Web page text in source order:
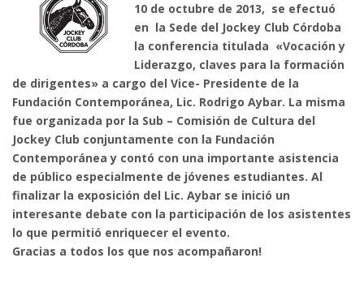
10 de octubre de 2013, se efectuó
en la Sede del Jockey Club Córdoba
la conferencia titulada «Vocación y
Liderazgo, claves para la formación
de dirigentes» a cargo del Vice- Presidente de la
Fundación Contemporánea, Lic. Rodrigo Aybar. La misma
fue organizada por la Sub – Comisión de Cultura del
Jockey Club conjuntamente con la Fundación
Contemporánea y contó con una importante asistencia
de público especialmente de jóvenes estudiantes. Al
finalizar la exposición del Lic. Aybar se inició un
interesante debate con la participación de los asistentes
lo que permitió enriquecer el evento.
Gracias a todos los que nos acompañaron!